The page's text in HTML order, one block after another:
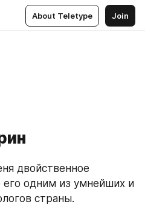
About Teletype Join
двойственное
его одним из умнейших и
страны.